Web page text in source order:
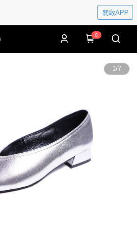
開啟APP
0
1/7